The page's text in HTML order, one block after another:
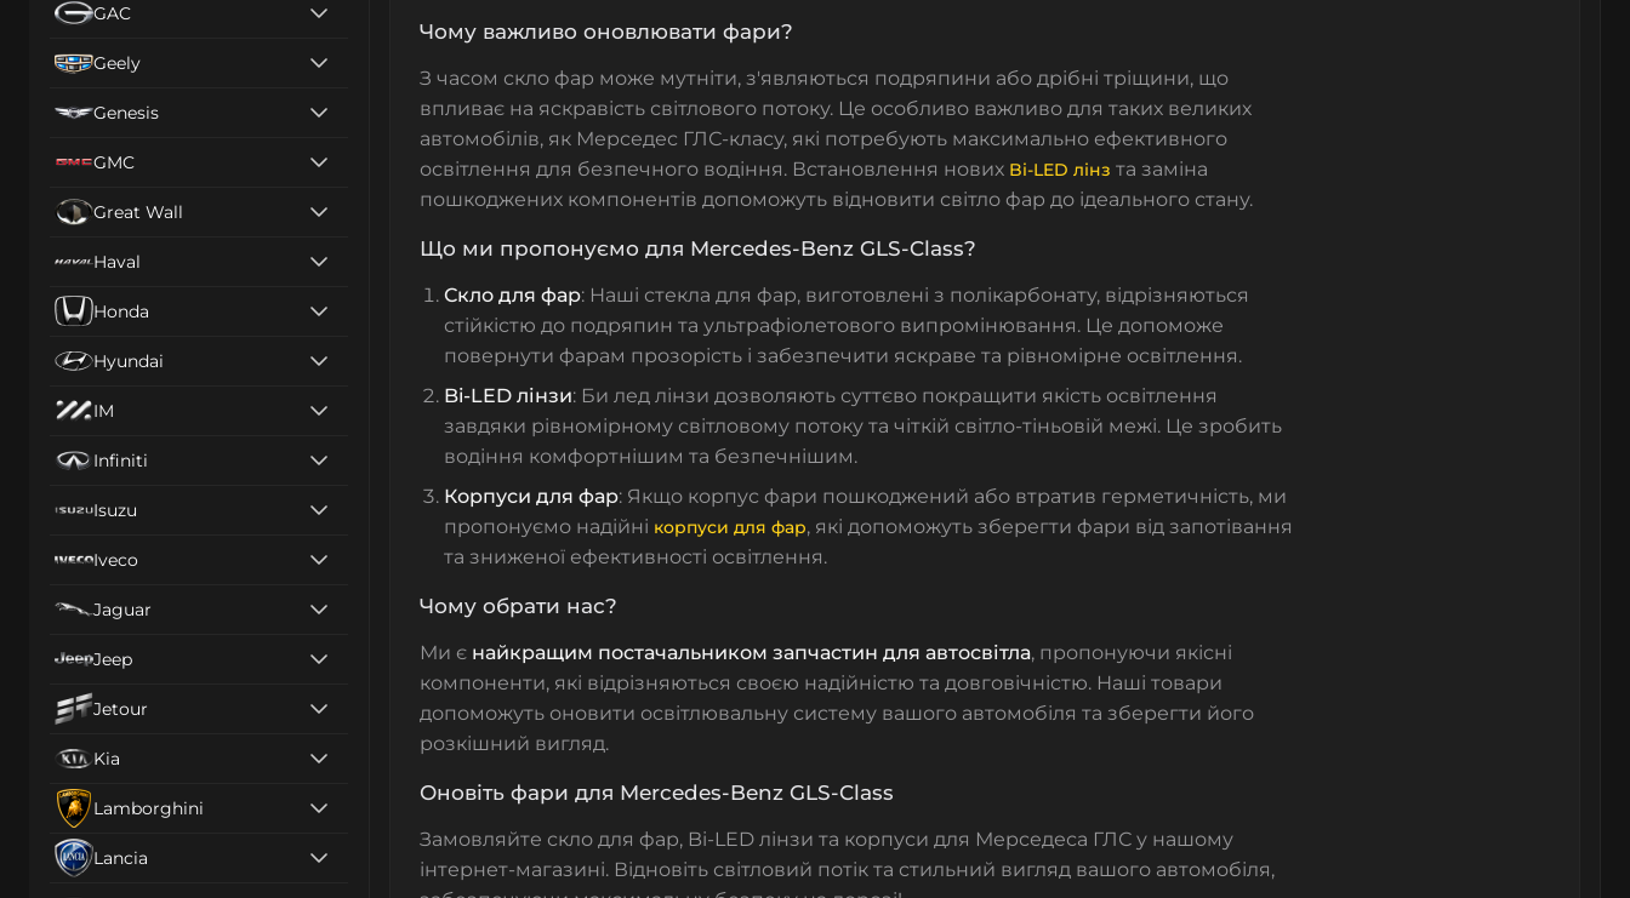
GAC
Geely
Genesis
GMC
Great Wall
Haval
Honda
Hyundai
IM
Infiniti
Isuzu
Iveco
Jaguar
Jeep
Jetour
Kia
Lamborghini
Lancia
Чому важливо оновлювати фари?
З часом скло фар може мутніти, з'являються подряпини або дрібні тріщини, що
впливає на яскравість світлового потоку. Це особливо важливо для таких великих
автомобілів, як Мерседес ГЛС-класу, які потребують максимально ефективного
освітлення для безпечного водіння. Встановлення нових Bi-LED лінз та заміна
пошкоджених компонентів допоможуть відновити світло фар до ідеального стану.
Що ми пропонуємо для Mercedes-Benz GLS-Class?
Скло для фар: Наші стекла для фар, виготовлені з полікарбонату, відрізняються
стійкістю до подряпин та ультрафіолетового випромінювання. Це допоможе
повернути фарам прозорість і забезпечити яскраве та рівномірне освітлення.
Bi-LED лінзи: Би лед лінзи дозволяють суттєво покращити якість освітлення
завдяки рівномірному світловому потоку та чіткій світло-тіньовій межі. Це зробить
водіння комфортнішим та безпечнішим.
Корпуси для фар: Якщо корпус фари пошкоджений або втратив герметичність, ми
пропонуємо надійні корпуси для фар, які допоможуть зберегти фари від запотівання
та зниженої ефективності освітлення.
Чому обрати нас?
Ми є найкращим постачальником запчастин для автосвітла, пропонуючи якісні
компоненти, які відрізняються своєю надійністю та довговічністю. Наші товари
допоможуть оновити освітлювальну систему вашого автомобіля та зберегти його
розкішний вигляд.
Оновіть фари для Mercedes-Benz GLS-Class
Замовляйте скло для фар, Bi-LED лінзи та корпуси для Мерседеса ГЛС у нашому
інтернет-магазині. Відновіть світловий потік та стильний вигляд вашого автомобіля,